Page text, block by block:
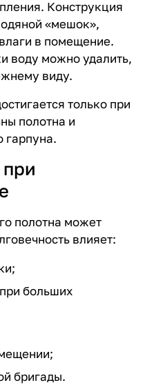
Конструкция
«мешок»,
в помещение.
воду можно удалить,
виду.
только при
полотна и
гарпуна.
полотна может
влияет:
больших
бригады.